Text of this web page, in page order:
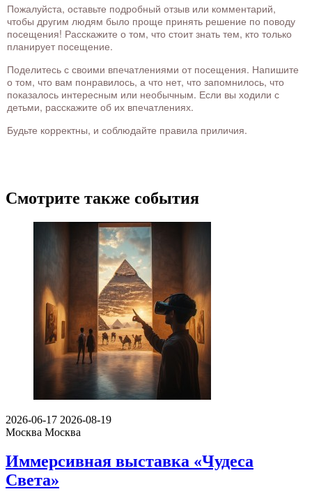
Пожалуйста, оставьте подробный отзыв или комментарий,
чтобы другим людям было проще принять решение по поводу
посещения! Расскажите о том, что стоит знать тем, кто только
планирует посещение.
Поделитесь с своими впечатлениями от посещения. Напишите
о том, что вам понравилось, а что нет, что запомнилось, что
показалось интересным или необычным. Если вы ходили с
детьми, расскажите об их впечатлениях.
Будьте корректны, и соблюдайте правила приличия.
Смотрите также события
2026-06-17 2026-08-19
Москва Москва
Иммерсивная выставка «Чудеса
Света»